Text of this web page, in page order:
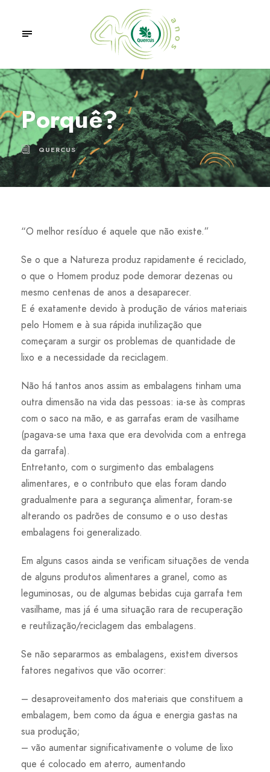
Porquê?
QUERCUS
“O melhor resíduo é aquele que não existe.”
Se o que a Natureza produz rapidamente é reciclado,
o que o Homem produz pode demorar dezenas ou
mesmo centenas de anos a desaparecer.
E é exatamente devido à produção de vários materiais
pelo Homem e à sua rápida inutilização que
começaram a surgir os problemas de quantidade de
lixo e a necessidade da reciclagem.
Não há tantos anos assim as embalagens tinham uma
outra dimensão na vida das pessoas: ia-se às compras
com o saco na mão, e as garrafas eram de vasilhame
(pagava-se uma taxa que era devolvida com a entrega
da garrafa).
Entretanto, com o surgimento das embalagens
alimentares, e o contributo que elas foram dando
gradualmente para a segurança alimentar, foram-se
alterando os padrões de consumo e o uso destas
embalagens foi generalizado.
Em alguns casos ainda se verificam situações de venda
de alguns produtos alimentares a granel, como as
leguminosas, ou de algumas bebidas cuja garrafa tem
vasilhame, mas já é uma situação rara de recuperação
e reutilização/reciclagem das embalagens.
Se não separarmos as embalagens, existem diversos
fatores negativos que vão ocorrer:
– desaproveitamento dos materiais que constituem a
embalagem, bem como da água e energia gastas na
sua produção;
– vão aumentar significativamente o volume de lixo
que é colocado em aterro, aumentando